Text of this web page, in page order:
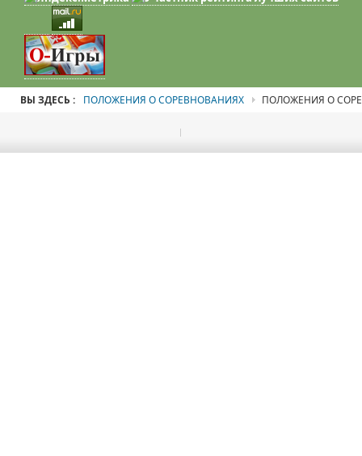
ВЫ ЗДЕСЬ : ПОЛОЖЕНИЯ О СОРЕВНОВАНИЯХ ПОЛОЖЕНИЯ О